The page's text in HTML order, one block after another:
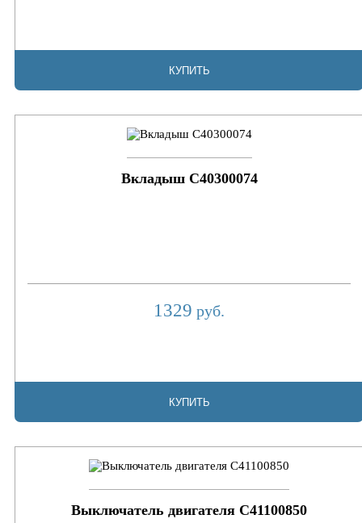
КУПИТЬ
Вкладыш C40300074
1329 руб.
КУПИТЬ
Выключатель двигателя C41100850